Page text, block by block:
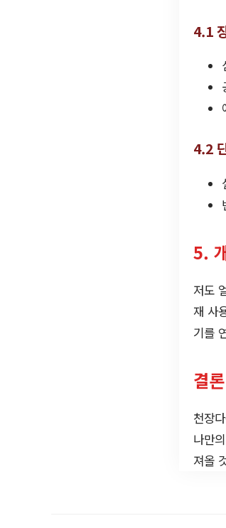
4.1
4.2
5.
저도
재 사
기를
결론
천장
나만
져올